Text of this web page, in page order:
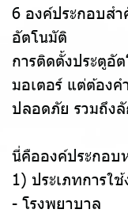
6 องค์ประกอบส
อัตโนมัติ
การติดตั้งประตูอั
มอเตอร์ แต่ต้อง
ปลอดภัย รวมถึง
นี่คือองค์ประกอบ
1) ประเภทการใ
- โรงพยาบาล